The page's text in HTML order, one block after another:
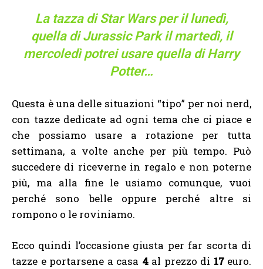
La tazza di Star Wars per il lunedì,
quella di Jurassic Park il martedì, il
mercoledì potrei usare quella di Harry
Potter…
Questa è una delle situazioni “tipo” per noi nerd,
con tazze dedicate ad ogni tema che ci piace e
che possiamo usare a rotazione per tutta
settimana, a volte anche per più tempo. Può
succedere di riceverne in regalo e non poterne
più, ma alla fine le usiamo comunque, vuoi
perché sono belle oppure perché altre si
rompono o le roviniamo.
Ecco quindi l’occasione giusta per far scorta di
tazze e portarsene a casa 4al prezzo di 17euro.